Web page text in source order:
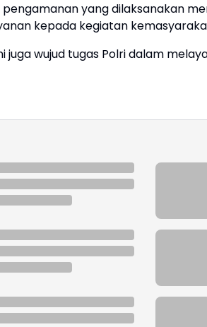
yang dilaksanakan
kepada kegiatan
juga wujud tugas Polri dalam